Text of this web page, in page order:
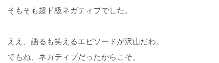
そもそも超ド級ネガティブでした。
ええ、語るも笑えるエピソードが沢山だわ。
でもね、ネガティブだったからこそ、